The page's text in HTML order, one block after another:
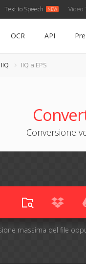
Text to Speech Video
OCR API
IIQ a EPS
Conversione
massima del file